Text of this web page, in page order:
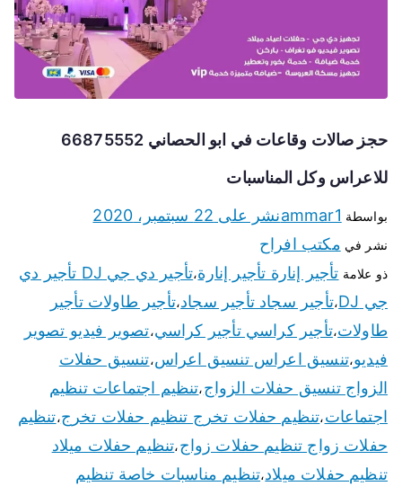
حجز صالات وقاعات في ابو الحصاني 66875552
للاعراس وكل المناسبات
بواسطة ammar1نشر على 22 سبتمبر، 2020
نشر في مكتب افراح
ذو علامة تأجير إنارة تأجير إنارة،
تأجير دي جي DJ تأجير دي
جي DJ
،تأجير سجاد تأجير سجاد،تأجير طاولات تأجير
طاولات،تأجير كراسي تأجير كراسي،تصوير فيديو تصوير
فيديو،تنسيق اعراس تنسيق اعراس،تنسيق حفلات
الزواج تنسيق حفلات الزواج،تنظيم اجتماعات تنظيم
اجتماعات،تنظيم حفلات تخرج تنظيم حفلات تخرج،تنظيم
حفلات زواج تنظيم حفلات زواج،تنظيم حفلات ميلاد
تنظيم حفلات ميلاد،تنظيم مناسبات خاصة تنظيم